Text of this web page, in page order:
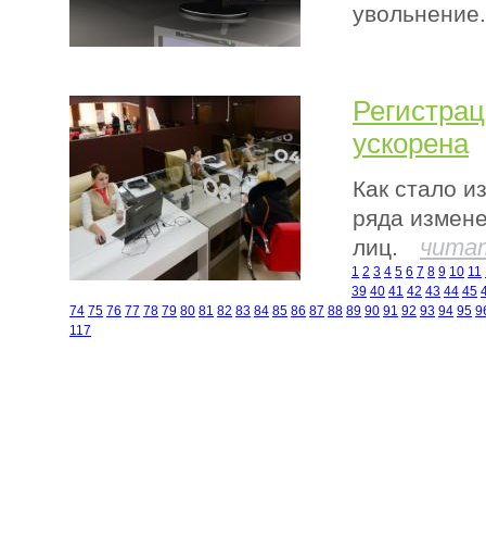
увольнение.
ускорена
Как стало
ряда
лиц.
1 2 3 4 5 6 7 8 9 10 11
39 40 41 42 43 44 45
74 75 76 77 78 79 80 81 82 83 84 85 86 87 88 89 90 91 92 93 94 95
117